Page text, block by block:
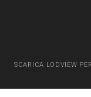
SCARICA LODVIEW